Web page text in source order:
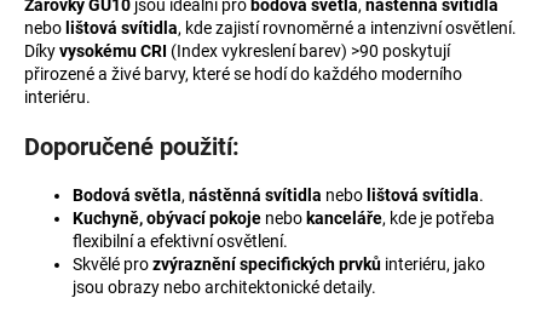
Žárovky GU10 jsou ideální probodová světla, nástěnná svítidla
nebolištová svítidla, kde zajistí rovnoměrné a intenzivní osvětlení.
Díkyvysokému CRI (Index vykreslení barev) >90 poskytují
přirozené a živé barvy, které se hodí do každého moderního
interiéru.
Doporučené použití:
Bodová světla, nástěnná svítidla nebolištová svítidla.
Kuchyně, obývací pokoje nebokanceláře, kde je potřeba
flexibilní a efektivní osvětlení.
Skvělé prozvýraznění specifických prvků interiéru, jako
jsou obrazy nebo architektonické detaily.
j
e
t
e
n
a